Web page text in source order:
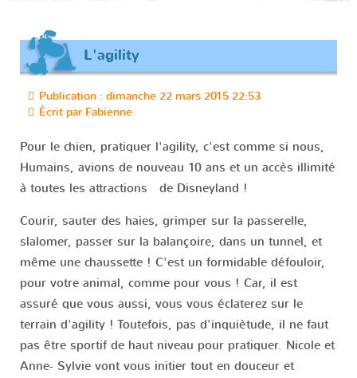
L'agility
Publication : dimanche 22 mars 2015 22:53
Écrit par Fabienne
Pour le chien, pratiquer l'agility, c'est comme si nous,
Humains, avions de nouveau 10 ans et un accès illimité
à toutes les attractions de Disneyland !
Courir, sauter des haies, grimper sur la passerelle,
slalomer, passer sur la balançoire, dans un tunnel, et
même une chaussette ! C'est un formidable défouloir,
pour votre animal, comme pour vous ! Car, il est
assuré que vous aussi, vous vous éclaterez sur le
terrain d'agility ! Toutefois, pas d'inquiètude, il ne faut
pas être sportif de haut niveau pour pratiquer. Nicole et
Anne- Sylvie vont vous initier tout en douceur et